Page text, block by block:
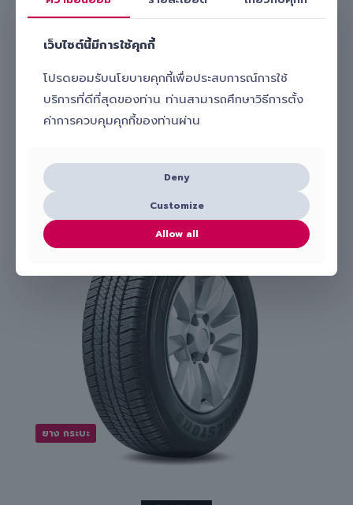
เรามีทีมงานมืออาชีพพร้อมดูแลและ
ECSTA PS71 235/40 R18 ให้คุณถึงบ้านหรือที่ทำงาน
ปลอดภัย และคุ้มค่า เลือก Slick บริการเปลี่ยนยางถึงที่ รับรองไม่ผิด
หวังแน่นอน!
ยางที่เกี่ยวข้อง
ยาง กระบะ
เว็บไซต์นี้มีการใช้คุกกี้
โปรดยอมรับนโยบายคุกกี้เพื่อประสบการณ์การใช้
บริการที่ดีที่สุดของท่าน ท่านสามารถศึกษาวิธีการตั้ง
ค่าการควบคุมคุกกี้ของท่านผ่าน
Deny
Customize
Allow all